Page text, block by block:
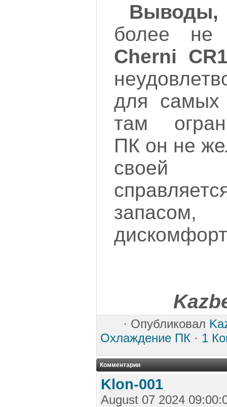
Выводы,
более
Cherni
для самых
там
ПК он не
своей
· Опубликовал
Охлаждение ПК · 1
Комментарии
Klon-001
August 07 2024